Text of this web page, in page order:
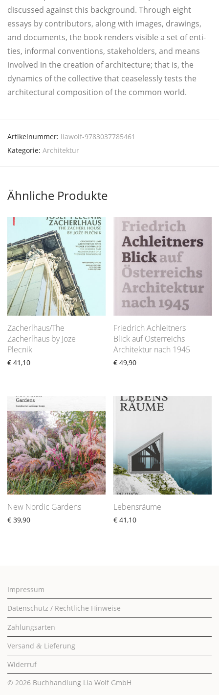
dis­cus­sed against this back­ground. Through eight
essays by con­tri­bu­tors, along with images, drawings,
and docu­ments, the book ren­ders visi­ble a set of enti­
ties, infor­mal con­ven­ti­ons, sta­ke­hol­ders, and means
invol­ved in the crea­ti­on of archi­tec­tu­re; that is, the
dyna­mics of the collec­ti­ve that cea­sel­ess­ly tests the
archi­tec­tu­ral com­po­si­ti­on of the com­mon world.
Artikelnummer: liawolf-9783037785461
Kategorie: Architektur
Ähnliche Produkte
Zacherlhaus/The
Zacherlhaus by Joze
Plecnik
€ 41,10
Friedrich Achleitners
Blick auf Österreichs
Architektur nach 1945
€ 49,90
New Nordic Gardens
€ 39,90
Lebensräume
€ 41,10
Impressum
Datenschutz / Rechtliche Hinweise
Zahlungsarten
Versand & Lieferung
Widerruf
© 2026 Buchhandlung Lia Wolf GmbH